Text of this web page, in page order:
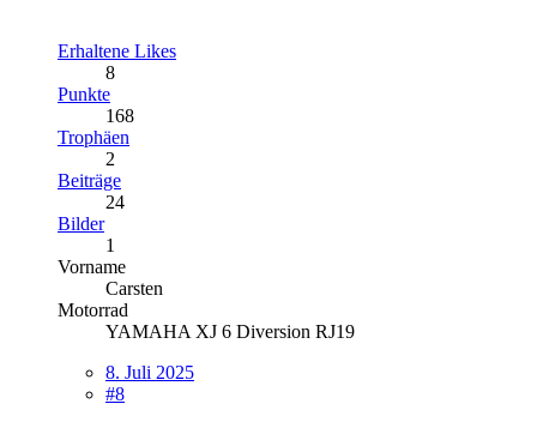
Erhaltene Likes
8
Punkte
168
Trophäen
2
Beiträge
24
Bilder
1
Vorname
Carsten
Motorrad
YAMAHA XJ 6 Diversion RJ19
8. Juli 2025
#8